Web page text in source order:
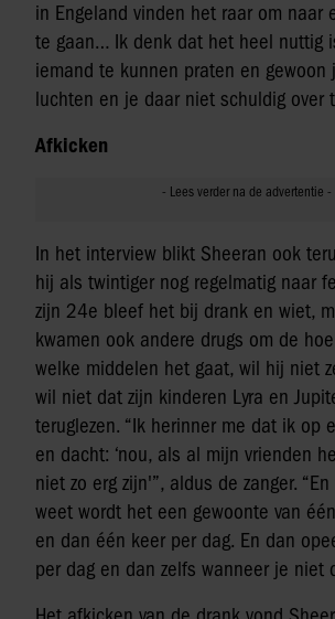
in Engeland vinden het raar om naar
te gaan… Ik denk dat het heel nuttig
iemand te kunnen praten en gewoon
luchten en je daar niet schuldig over
Afkicken
In het interview blikt Sheeran ook
hij als twintiger nog regelmatig naar
zijn 24e bleef het bij drank en wiet,
kwamen ook andere drugs om de
welke middelen het gaat, wil hij niet
wil niet dat zijn kinderen Lyra en
teruglezen. “Ik herinner me dat ik op
en dacht: ‘nou, als al mijn vrienden
niet zo erg zijn'”, aldus de zanger.
weet wordt het een gewoonte van
en dan één keer per dag. En dan
per dag en dan zelfs wanneer je niet